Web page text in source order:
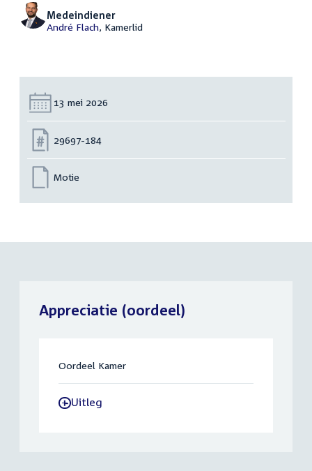
Medeindiener
André Flach, Kamerlid
Datum:
13 mei 2026
Nummer:
29697-184
Motie
Appreciatie (oordeel)
Oordeel Kamer
-Uitleg